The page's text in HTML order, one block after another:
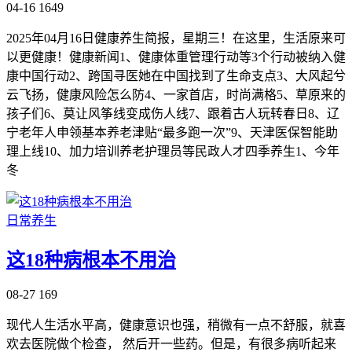
04-16 1649
2025年04月16日健康养生简报，星期三！在这里，生活原来可
以更健康！健康新闻1、健康体重管理行动等3个行动被纳入健
康中国行动2、跨国寻医她在中国找到了生命支点3、大风起兮
云飞扬，健康风险怎么防4、一家首店，时尚满格5、草原来的
孩子们6、莫让风筝线变成伤人线7、跟着古人玩转春日8、辽
宁老年人申领基本养老津贴“最多跑一次”9、天津医保智能助
理上线10、加力培训养老护理员等民政人才四季养生1、今年
冬
日常养生
这18种病根本不用治
08-27 169
现代人生活水平高，健康意识也强，稍微有一点不舒服，就喜
欢去医院做个检查， 然后开一些药。但是，有很多病听起来